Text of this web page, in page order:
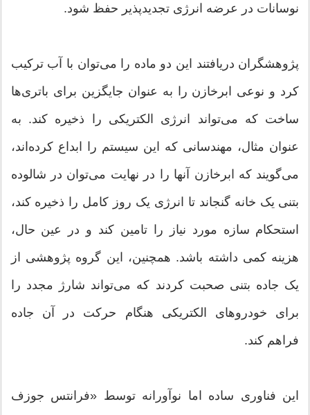
نوسانات در عرضه انرژی تجدیدپذیر حفظ شود.
پژوهشگران دریافتند این دو ماده را می‌توان با آب ترکیب
کرد و نوعی ابرخازن را به عنوان جایگزین برای باتری‌ها
ساخت که می‌تواند انرژی الکتریکی را ذخیره کند. به
عنوان مثال، مهندسانی که این سیستم را ابداع کرده‌اند،
می‌گویند که ابرخازن آنها را در نهایت می‌توان در شالوده
بتنی یک خانه گنجاند تا انرژی یک روز کامل را ذخیره کند،
استحکام سازه مورد نیاز را تامین کند و در عین حال،
هزینه کمی داشته باشد. همچنین، این گروه پژوهشی از
یک جاده بتنی صحبت کردند که می‌تواند شارژ مجدد را
برای خودروهای الکتریکی هنگام حرکت در آن جاده
فراهم کند.
این فناوری ساده اما نوآورانه توسط «فرانتس جوزف